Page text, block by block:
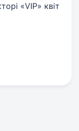
«VIP» квіт